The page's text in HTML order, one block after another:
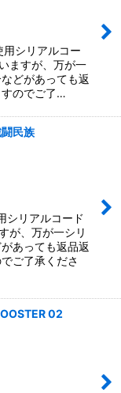
シリアルコー
ますが、万が一
どがあっても返
のでご了…
闘民族
シリアルコード
が、万が一シリ
あっても返品返
ご了承くださ
02